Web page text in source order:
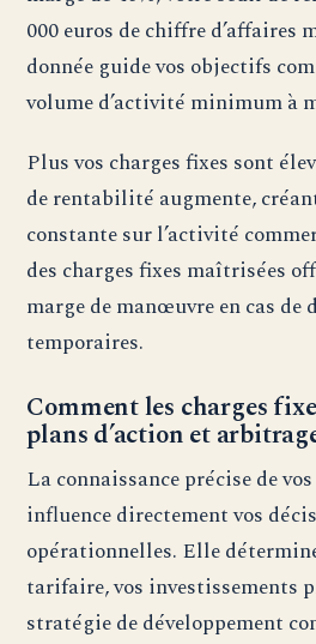
000 euros de chiffre d’affaires
donnée guide vos objectifs
volume d’activité minimum à
Plus vos charges fixes sont
de rentabilité augmente,
constante sur l’activité
des charges fixes maîtrisées
marge de manœuvre en cas
temporaires.
Comment les charges
plans d’action et
La connaissance précise de
influence directement vos
opérationnelles. Elle
tarifaire, vos investissements
stratégie de développement